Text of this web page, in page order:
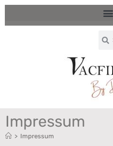
Impressum
> Impressum